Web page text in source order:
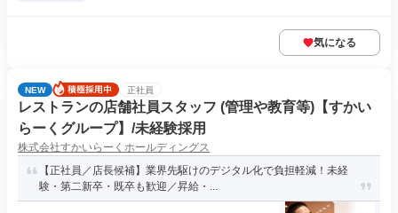
気になる
NEW 正社員
レストランの店舗社員スタッフ (管理や教育等)【すかい
らーくグループ】/未経験採用
株式会社すかいらーくホールディングス
【正社員／店長候補】業界先駆けのデジタル化で負担軽減！未経
験・第二新卒・既卒も歓迎／昇給・...